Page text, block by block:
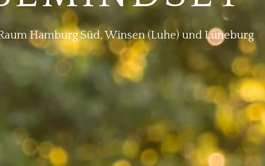
Hamburg Süd, Winsen (Luhe) und Lüneburg